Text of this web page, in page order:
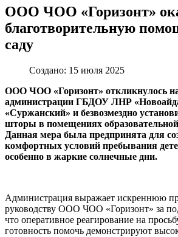
ООО ЧОО «Горизонт»
благотворительную
саду
Создано: 15 июля 2025
ООО ЧОО «Горизонт» откликнулось
администрации ГБДОУ ЛНР
«Суржанский» и безвозмездно
шторы в помещениях
Данная мера была предпринята для
комфортных условий пребывания
особенно в жаркие солнечные дни.
Администрация выражает искреннюю
руководству ООО ЧОО «Горизонт» за
что оперативное реагирование на
готовность помочь демонстрируют